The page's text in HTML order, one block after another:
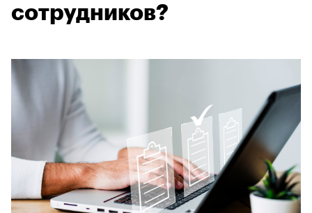
сотрудников?